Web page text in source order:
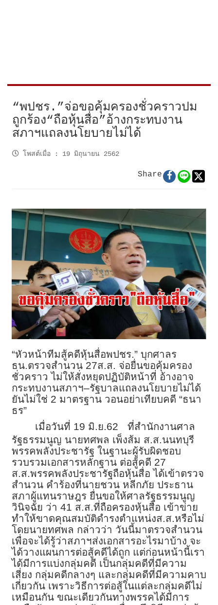
“พปชร.”จ่อขอคุ้มครองชั่วคราวปม
ถูกร้อง“ถือหุ้นสื่อ”อ้างกระทบงาน
สภาฯแถลงนโยบายไม่ได้
โพสต์เมื่อ : 19 มิถุนายน 2562
Share
“หัวหน้าทีมสู้คดีหุ้นสื่อพปชร.” บุกศาลร
ธน.ตรวจสำนวน 27ส.ส. จ่อยื่นขอคุ้มครอง
ชั่วคราว ไม่ให้สั่งหยุดปฏิบัติหน้าที่ อ้างอาจ
กระทบงานสภาฯ–รัฐบาลแถลงนโยบายไม่ได้
ยันไม่ใช่ 2 มาตรฐาน วอนอย่าเทียบคดี “ธนา
ธร”
เมื่อวันที่ 19 มิ.ย.62
ที่สำนักงานศาล
รัฐธรรมนูญ นายทศพล เพ็งส้ม ส.ส.นนทบุรี
พรรคพลังประชารัฐ ในฐานะผู้รับผิดชอบ
รวบรวมเอกสารหลักฐาน ต่อสู้คดี 27
ส.ส.พรรคพลังประชารัฐถือหุ้นสื่อ ได้เข้าตรวจ
สำนวน คำร้องที่นายชวน หลีกภัย ประธาน
สภาผู้แทนราษฎร ยื่นขอให้ศาลรัฐธรรมนูญ
วินิจฉัย ว่า 41 ส.ส.ที่ถือครองหุ้นสื่อ เข้าข่าย
ทำให้ขาดคุณสมบัติดำรงตำแหน่งส.ส.หรือไม่
โดยนายทศพล กล่าวว่า วันนี้มาตรวจสำนวน
เพื่อจะได้รู้ว่าสภาฯส่งเอกสารอะไรมาบ้าง จะ
ได้วางแผนการต่อสู้คดีได้ถูก แต่ก่อนหน้านี้เรา
ได้มีการแบ่งกลุ่มคดี เป็นกลุ่มคดีที่มีความ
เสี่ยง กลุ่มคดีกลางๆ และกลุ่มคดีที่มีความคาบ
เกี่ยวกัน เพราะวิธีการต่อสู้ในแต่ละกลุ่มคดีไม่
เหมือนกัน ขณะเดียวกันทางพรรคได้มีการ